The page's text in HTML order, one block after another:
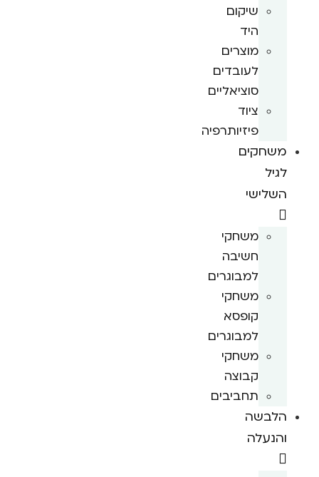
שיקום
היד
מוצרים
לעובדים
סוציאליים
ציוד
פיזיותרפיה
משחקים
לגיל
השלישי
משחקי
חשיבה
למבוגרים
משחקי
קופסא
למבוגרים
משחקי
קבוצה
תחביבים
הלבשה
והנעלה